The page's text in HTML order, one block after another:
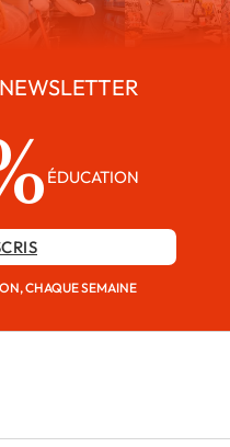
ÉDUCATION
CHAQUE SEMAINE